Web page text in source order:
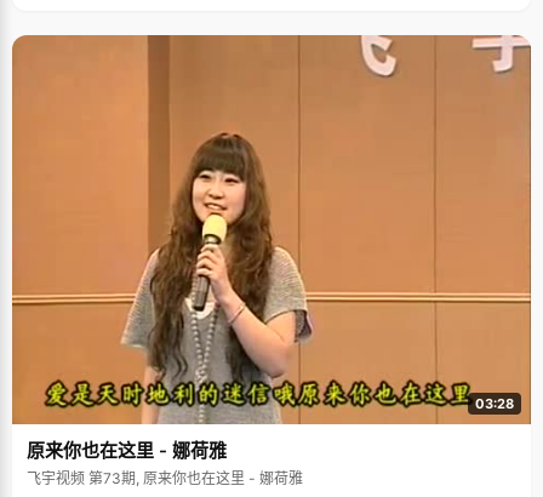
03:28
原来你也在这里 - 娜荷雅
飞宇视频 第73期, 原来你也在这里 - 娜荷雅